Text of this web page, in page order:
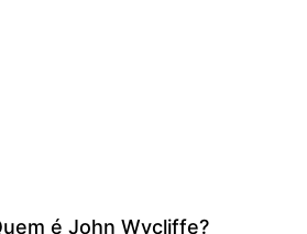
é John Wycliffe?